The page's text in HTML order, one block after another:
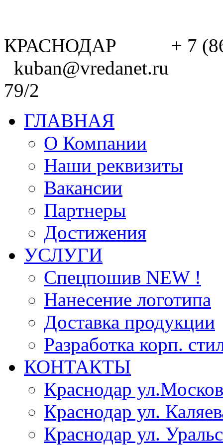
КРАСНОДАР + 7
kuban@vredanet.ru г.
79/2
ГЛАВНАЯ
О Компании
Наши реквизиты
Вакансии
Партнеры
Достижения
УСЛУГИ
Спецпошив NEW !
Нанесение логотипа
Доставка продукции
Разработка корп.
КОНТАКТЫ
Краснодар
Краснодар ул.
Краснодар ул.